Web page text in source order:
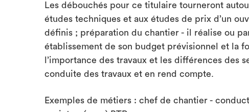
Les débouchés pour ce titulaire tourneront
études techniques et aux études de prix d’un
définis ; préparation du chantier - il réalise ou
établissement de son budget prévisionnel et la
l’importance des travaux et les différences des
conduite des travaux et en rend compte.
Exemples de métiers : chef de chantier -